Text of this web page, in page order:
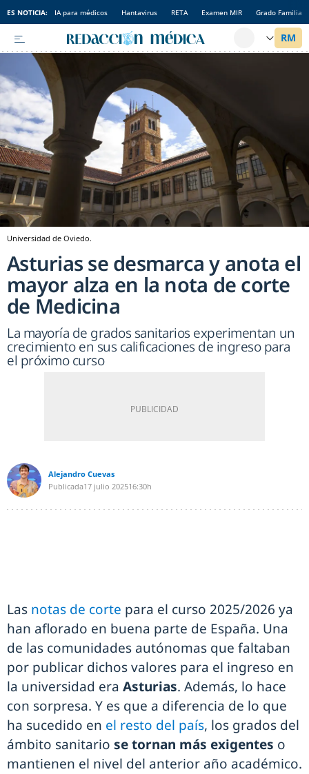
ES NOTICIA: IA para médicos Hantavirus RETA Examen MIR Grado Familia
Universidad de Oviedo.
Asturias se desmarca y anota el
mayor alza en la nota de corte
de Medicina
La mayoría de grados sanitarios experimentan un
crecimiento en sus calificaciones de ingreso para
el próximo curso
Alejandro Cuevas
Publicada17 julio 202516:30h
Las notas de corte para el curso 2025/2026 ya
han aflorado en buena parte de España. Una
de las comunidades autónomas que faltaban
por publicar dichos valores para el ingreso en
la universidad era Asturias. Además, lo hace
con sorpresa. Y es que a diferencia de lo que
ha sucedido en el resto del país, los grados del
ámbito sanitario se tornan más exigentes o
mantienen el nivel del anterior año académico.